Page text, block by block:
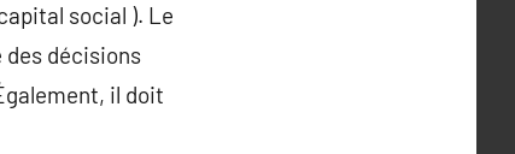
social ). Le
décisions
il doit